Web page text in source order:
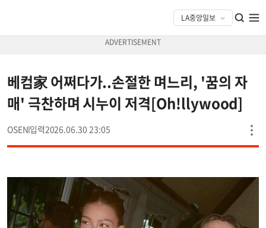
베컴家 어쩌다가..손절한 며느리, '꿈의 자
매' 극찬하며 시누이 저격[Oh!llywood]
OSEN 2026.06.30 23:05